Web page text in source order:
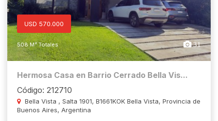
USD 570.000
508 M² Totales 31
Hermosa Casa en Barrio Cerrado Bella Vis...
Código: 212710
Bella Vista , Salta 1901, B1661KOK Bella Vista, Provincia de
Buenos Aires, Argentina